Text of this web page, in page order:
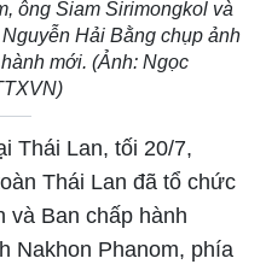
ông Siam Sirimongkol và
Hải Bằng chụp ảnh
mới. (Ảnh: Ngọc
Thái Lan, tối 20/7,
Thái Lan đã tổ chức
và Ban chấp hành
Nakhon Phanom, phía